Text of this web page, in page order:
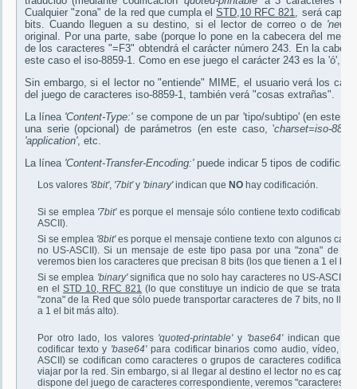
Cualquier "zona" de la red que cumpla elSTD,10 RFC 821
, será
bits. Cuando lleguen a su destino, si el lector de correo o de
original. Por una parte, sabe (porque lo pone en la cabecera del
de los caracteres "=F3" obtendrá el carácter número 243. En la
este caso el iso-8859-1. Como en ese juego el carácter 243 es la 'ó',
Sin embargo, si el lector no "entiende" MIME, el usuario verá los
del juego de caracteres iso-8859-1, también verá "cosas extrañas".
La línea 'Content-Type:'se compone de un par 'tipo/subtipo' (en este
una serie (opcional) de parámetros (en este caso, 'charset=iso-
'application', etc.
La línea 'Content-Transfer-Encoding:'puede indicar 5 tipos de
Los valores '8bit', '7bit'y 'binary'indican que NO hay codificación.
Si se emplea '7bit'es porque el mensaje sólo contiene texto codificable
ASCII).
Si se emplea '8bit'es porque el mensaje contiene texto con algunos
no US-ASCII). Si un mensaje de este tipo pasa por una "zona" de
veremos bien los caracteres que precisan 8 bits (los que tienen a 1 el bit
Si se emplea 'binary'significa que no solo hay caracteres no US-ASCII,
en elSTD 10, RFC 821 (lo que constituye un indicio de que se trata
"zona" de la Red que sólo puede transportar caracteres de 7 bits, no
a 1 el bit más alto).
Por otro lado, los valores 'quoted-printable'y 'base64'indican que
codificar texto y 'base64'para codificar binarios como audio, vídeo,
ASCII) se codifican como caracteres o grupos de caracteres
viajar por la red. Sin embargo, si al llegar al destino el lector no es
dispone del juego de caracteres correspondiente, veremos "caracteres